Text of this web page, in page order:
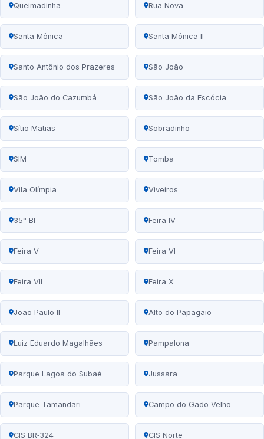
Queimadinha Rua Nova
Santa Mônica Santa Mônica II
Santo Antônio dos Prazeres São João
São João do Cazumbá São João da Escócia
Sítio Matias Sobradinho
SIM Tomba
Vila Olímpia Viveiros
35° BI Feira IV
Feira V Feira VI
Feira VII Feira X
João Paulo II Alto do Papagaio
Luiz Eduardo Magalhães Pampalona
Parque Lagoa do Subaé Jussara
Parque Tamandari Campo do Gado Velho
CIS BR‑324 CIS Norte